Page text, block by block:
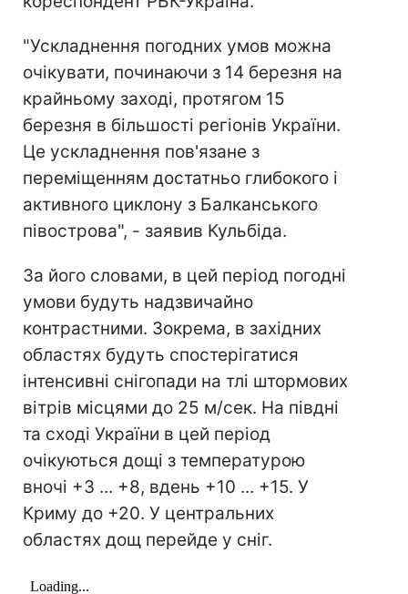
"Ускладнення погодних умов можна
очікувати, починаючи з 14 березня на
крайньому заході, протягом 15
березня в більшості регіонів України.
Це ускладнення пов'язане з
переміщенням достатньо глибокого і
активного циклону з Балканського
півострова", - заявив Кульбіда.
За його словами, в цей період погодні
умови будуть надзвичайно
контрастними. Зокрема, в західних
областях будуть спостерігатися
інтенсивні снігопади на тлі штормових
вітрів місцями до 25 м/сек. На півдні
та сході України в цей період
очікуються дощі з температурою
вночі +3 ... +8, вдень +10 ... +15. У
Криму до +20. У центральних
областях дощ перейде у сніг.